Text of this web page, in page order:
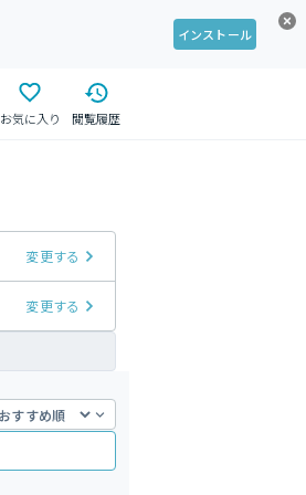
インストール
お気に入り 閲覧履歴
変更する
変更する